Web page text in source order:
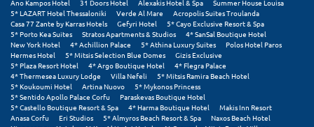
Παύλιανη
Πειραιάς
Πελοπόννησος
Πήλιο
Πιερία
Ano Kampos Hotel
31 Doors Hotel Alexakis Hotel & Spa
Summer House Louisa
5* LAZART Hotel Thessaloniki
Verde Al Mare
Acropolis Suites Troulanda
Casa 77 Zante by Karras Hotels
Gefyri Hotel
5* Cayo Exclusive Resort & Spa
5* Porto Kea Suites
Stratos Apartments & Studios
4* SanSal Boutique Hotel
New York Hotel
4* Achillion Palace 5* Athina Luxury Suites
Polos Hotel Paros
Hermes Hotel
5* Mitsis Selection Blue Domes
Gizis Exclusive
5* Plaza Resort Hotel
4* Argo Boutique Hotel
4* Flegra Palace
4* Thermesea Luxury Lodge
Villa Nefeli
5* Mitsis Ramira Beach Hotel
5* Koukoumi Hotel
Artina Nuovo
5* Mykonos Princess
5* Sentido Apollo Palace Corfu
Paraskevas Boutique Hotel
5* Castello Boutique Resort & Spa
4* Harma Boutique Hotel
Makis Inn Resort
Anasa Corfu
Eri Studios 5* Almyros Beach Resort & Spa
Naxos Beach Hotel